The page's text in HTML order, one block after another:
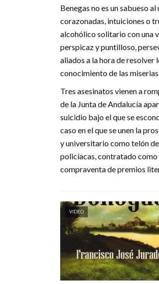
Benegas no es un sabueso
corazonadas, intuiciones o
alcohólico solitario con una
perspicaz y puntilloso,
aliados a la hora de resolver
conocimiento de las
Tres asesinatos vienen a
de la Junta de Andalucía
suicidio bajo el que se
caso en el que se unen la
y universitario como telón
policíacas, contratado como
compraventa de premios
VIDEO